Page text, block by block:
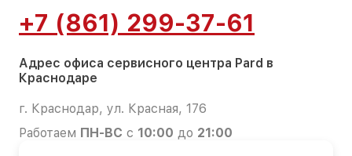
+7 (861) 299-37-61
Адрес офиса сервисного центра Pard в
Краснодаре
г. Краснодар, ул. Красная, 176
Работаем ПН-ВС с 10:00 до 21:00